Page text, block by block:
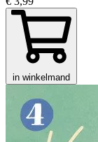
in winkelmand